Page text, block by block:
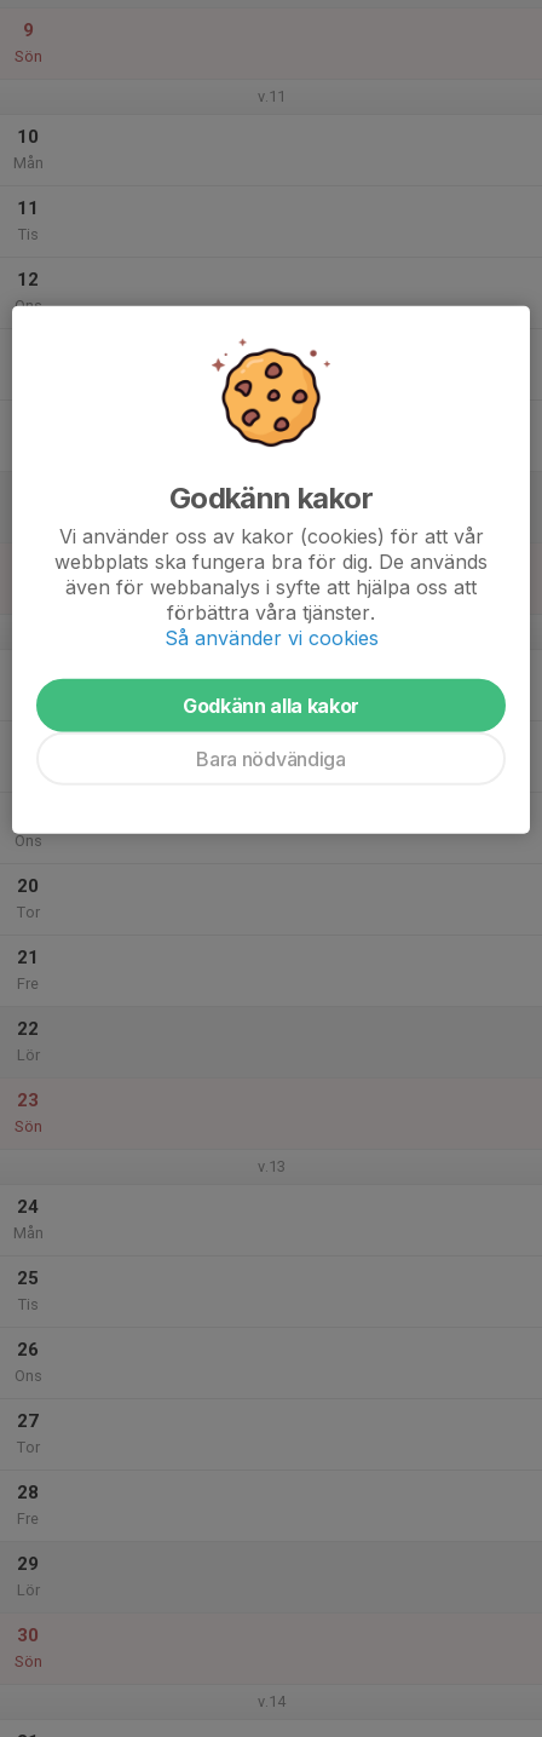
9
Sön
v.11
10
Mån
11
Tis
12
Ons
v.12
Mån
Ons
20
Tor
21
Fre
22
Lör
23
Sön
v.13
24
Mån
25
Tis
26
Ons
27
Tor
28
Fre
29
Lör
30
Sön
v.14
Godkänn kakor
Vi använder oss av kakor (cookies) för att vår
webbplats ska fungera bra för dig. De används
även för webbanalys i syfte att hjälpa oss att
förbättra våra tjänster.
Så använder vi cookies
Godkänn alla kakor
Bara nödvändiga